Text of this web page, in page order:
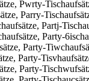
Pwrty-
Parry-
Partj-
Party-
Party-
Party-
Party-